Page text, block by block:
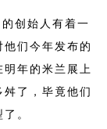
创始人有着一
们今年发布的
明年的米兰展上
了，毕竟他们
。